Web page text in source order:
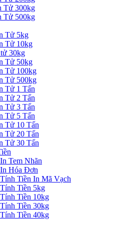
Tử 300kg
Tử 500kg
Tử 5kg
Tử 10kg
30kg
Tử 50kg
Tử 100kg
Tử 500kg
Tử 1 Tấn
Tử 2 Tấn
Tử 3 Tấn
Tử 5 Tấn
Tử 10 Tấn
Tử 20 Tấn
Tử 30 Tấn
Tem Nhãn
Hóa Đơn
Tiền In Mã Vạch
Tiền 5kg
Tiền 10kg
Tiền 30kg
Tiền 40kg